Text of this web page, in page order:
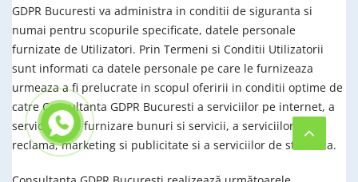
GDPR Bucuresti va administra in conditii de siguranta si
numai pentru scopurile specificate, datele personale
furnizate de Utilizatori. Prin Termeni si Conditii Utilizatorii
sunt informati ca datele personale pe care le furnizeaza
urmeaza a fi prelucrate in scopul oferirii in conditii optime de
catre Consultanta GDPR Bucuresti a serviciilor pe internet, a
serviciilor de furnizare bunuri si servicii, a serviciilor de
reclama, marketing si publicitate si a serviciilor de statistica.